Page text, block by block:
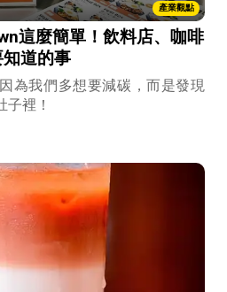
產業觀點
這麼簡單！飲料店、咖啡
道的事
為我們多想要減碳，而是發現
裡！